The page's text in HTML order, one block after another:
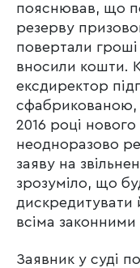
пояснював, що
резерву
повертали гроші
вносили кошти.
ексдиректор
сфабрикованою,
2016 році
неодноразово
заяву на
зрозуміло, що
дискредитувати
всіма
Заявник у суді